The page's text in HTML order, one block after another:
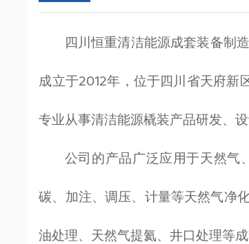
四川恒重清洁能源成套装备制
成立于2012年，位于四川省天府
专业从事清洁能源橇装产品研发、
公司的产品广泛应用于天然气
碳、加注、调压、计量等天然气净
油处理、天然气提氦、井口处理等成